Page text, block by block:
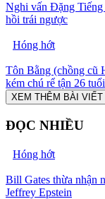
Nghi vấn Đặng Tiếng
hồi trái ngược
Hóng hớt
Tôn Bằng (chồng cũ
kém chú rể tận 26 tuổi
XEM THÊM BÀI VIẾT
ĐỌC NHIỀU
Hóng hớt
Bill Gates thừa nhận
Jeffrey Epstein